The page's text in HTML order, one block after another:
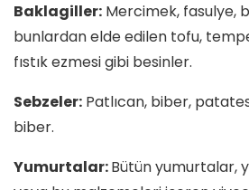
Baklagiller: Mercimek, fasulye,
bunlardan elde edilen tofu,
fıstık ezmesi gibi besinler.
Sebzeler: Patlıcan, biber,
biber.
Yumurtalar:Bütün yumurtalar,